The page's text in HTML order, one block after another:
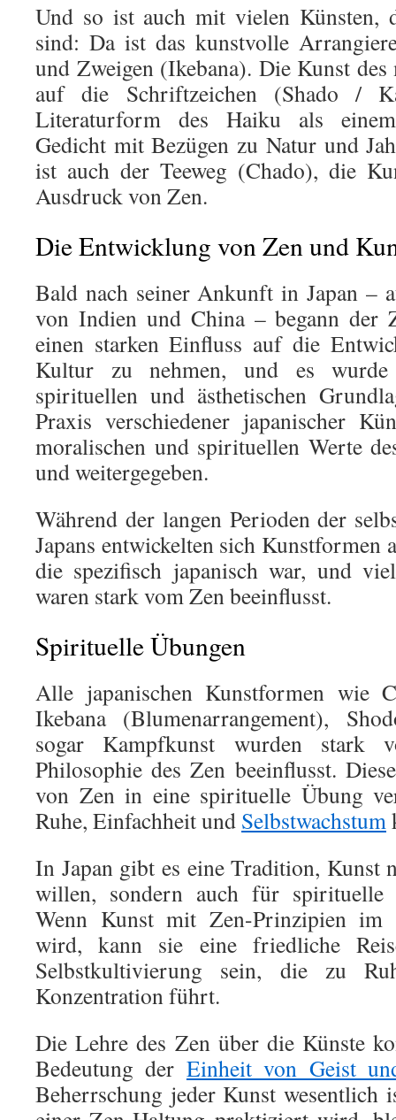
Und so ist auch mit vielen Künsten,
sind: Da ist das kunstvolle
und Zweigen (Ikebana). Die Kunst des
auf die Schriftzeichen (Shado /
Literaturform des Haiku als
Gedicht mit Bezügen zu Natur und
ist auch der Teeweg (Chado), die
Ausdruck von Zen.
Die Entwicklung von Zen und
Bald nach seiner Ankunft in Japan –
von Indien und China – begann der
einen starken Einfluss auf die
Kultur zu nehmen, und es
spirituellen und ästhetischen
Praxis verschiedener japanischer
moralischen und spirituellen Werte
und weitergegeben.
Während der langen Perioden der
Japans entwickelten sich Kunstformen
die spezifisch japanisch war, und
waren stark vom Zen beeinflusst.
Spirituelle Übungen
Alle japanischen Kunstformen wie
Ikebana (Blumenarrangement),
sogar Kampfkunst wurden stark
Philosophie des Zen beeinflusst.
von Zen in eine spirituelle Übung
Ruhe, Einfachheit und Selbstwachstum
In Japan gibt es eine Tradition, Kunst
willen, sondern auch für spirituelle
Wenn Kunst mit Zen-Prinzipien im
wird, kann sie eine friedliche
Selbstkultivierung sein, die zu
Konzentration führt.
Die Lehre des Zen über die Künste
Bedeutung der Einheit von Geist
Beherrschung jeder Kunst wesentlich